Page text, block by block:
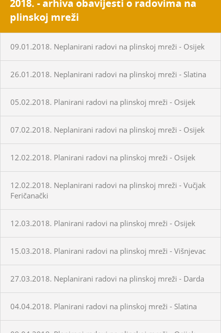
2018. - arhiva obavijesti o radovima na
plinskoj mreži
09.01.2018. Neplanirani radovi na plinskoj mreži - Osijek
26.01.2018. Neplanirani radovi na plinskoj mreži - Slatina
05.02.2018. Planirani radovi na plinskoj mreži - Osijek
07.02.2018. Neplanirani radovi na plinskoj mreži - Osijek
12.02.2018. Planirani radovi na plinskoj mreži - Osijek
12.02.2018. Neplanirani radovi na plinskoj mreži - Vučjak
Feričanački
12.03.2018. Planirani radovi na plinskoj mreži - Osijek
15.03.2018. Planirani radovi na plinskoj mreži - Višnjevac
27.03.2018. Neplanirani radovi na plinskoj mreži - Darda
04.04.2018. Planirani radovi na plinskoj mreži - Slatina